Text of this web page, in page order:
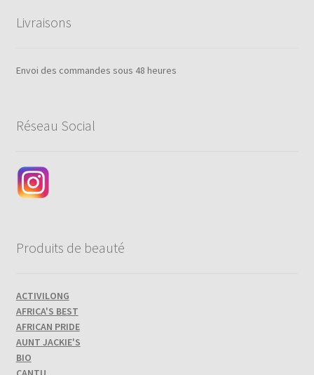
Livraisons
Envoi des commandes sous 48 heures
Réseau Social
Produits de beauté
ACTIVILONG
AFRICA'S BEST
AFRICAN PRIDE
AUNT JACKIE'S
BIO